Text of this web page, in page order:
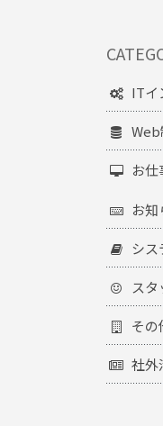
ITイ
Web
お仕
お知
シス
ス
その
社外